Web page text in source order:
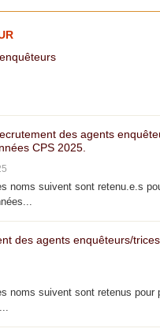
des agents
CPS 2025.
noms suivent sont retenu.e.s
des agents enquêteurs/
noms suivent sont retenus pour